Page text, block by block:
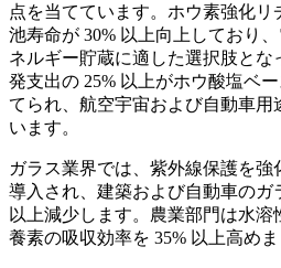
点を当てています。ホウ素強化
池寿命が 30% 以上向上しており
ネルギー貯蔵に適した選択肢とな
発支出の 25% 以上がホウ酸塩ベ
てられ、航空宇宙および自動車用
います。
ガラス業界では、紫外線保護を
導入され、建築および自動車のガ
以上減少します。農業部門は水
養素の吸収効率を 35% 以上高めま